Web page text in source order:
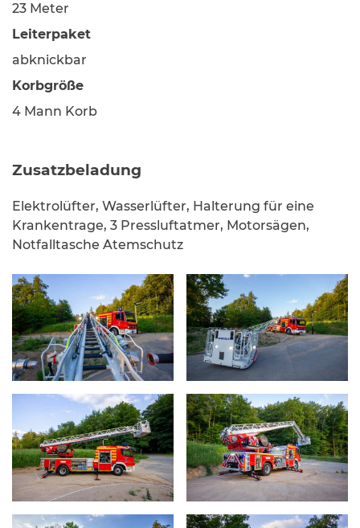
23 Meter
Leiterpaket
abknickbar
Korbgröße
4 Mann Korb
Zusatzbeladung
Elektrolüfter, Wasserlüfter, Halterung für eine
Krankentrage, 3 Pressluftatmer, Motorsägen,
Notfalltasche Atemschutz